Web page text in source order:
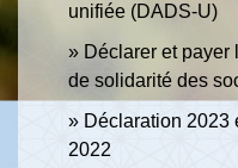
unifiée (DADS-U)
Déclarer et
de solidarité des
Déclaration 2023
2022